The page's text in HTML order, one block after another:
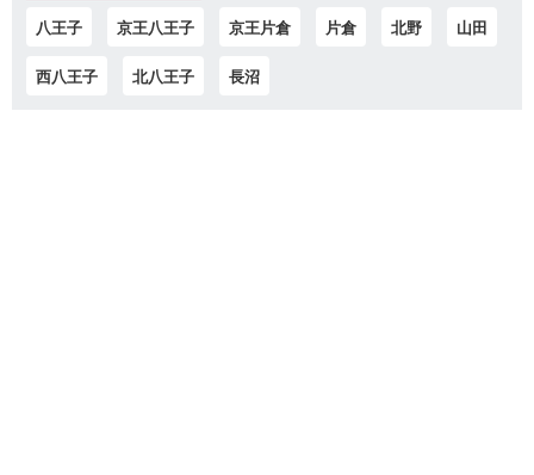
八王子 京王八王子 京王片倉 片倉 北野 山田
西八王子 北八王子 長沼